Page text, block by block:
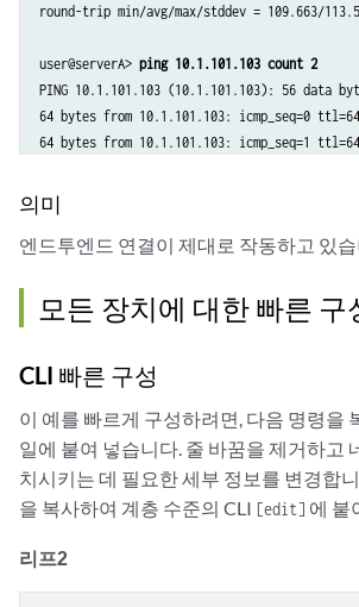
round-trip min/avg/max/stddev = 109.663/
user@serverA>
PING 10.1.101.103 (10.1.101.103): 56 data
64 bytes from 10.1.101.103: icmp_seq=0 ttl=64
64 bytes from 10.1.101.103: icmp_seq=1
--- 10.1.101.103 ping statistics ---
2 packets transmitted, 2 packets received,
round-trip min/avg/max/stddev = 201.300/
user@serverA> ping 10.1.103.101 count 2
PING 10.1.103.101 (10.1.103.101): 56 data
64 bytes from 10.1.103.101: icmp_seq=1 ttl=63
--- 10.1.103.101 ping statistics ---
2 packets transmitted, 2 packets received,
round-trip min/avg/max/stddev = 311.321/
의미
엔드투엔드 연결이 제대로 작동하고 있습
모든 장치에 대한 빠른 구
CLI 빠른 구성
이 예를 빠르게 구성하려면, 다음 명령을
일에 붙여 넣습니다. 줄 바꿈을 제거하고
치시키는 데 필요한 세부 정보를 변경합
을 복사하여 계층 수준의 CLI [edit] 에 붙
리프2